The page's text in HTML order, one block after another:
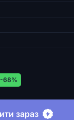
-68%
зараз